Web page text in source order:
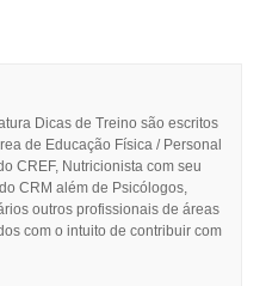
Dicas de Treino são escritos
de Educação Física / Personal
CREF, Nutricionista com seu
CRM além de Psicólogos,
outros profissionais de áreas
com o intuito de contribuir com